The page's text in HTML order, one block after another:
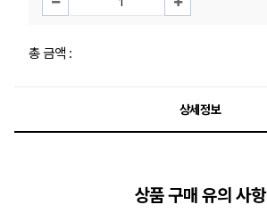
총 금액 :
상세정보
상품 구매 유의 사항